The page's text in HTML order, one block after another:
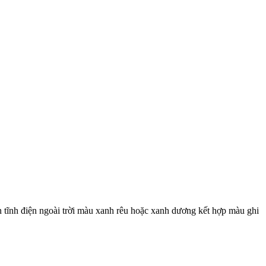
điện ngoài trời màu xanh rêu hoặc xanh dương kết hợp màu ghi